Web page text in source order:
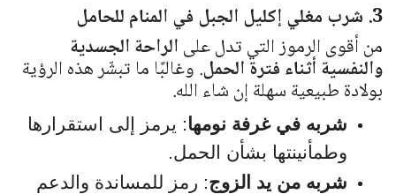
3. شرب مغلي إكليل الجبل في المنام للحامل
من أقوى الرموز التي تدل علىالراحة الجسدية
والنفسية أثناء فترة الحمل. وغالبًا ما تبشّر هذه الرؤية
بولادة طبيعية سهلة إن شاء الله.
شربه في غرفة نومها: يرمز إلى استقرارها
وطمأنينتها بشأن الحمل.
شربه من يد الزوج: رمز للمساندة والدعم